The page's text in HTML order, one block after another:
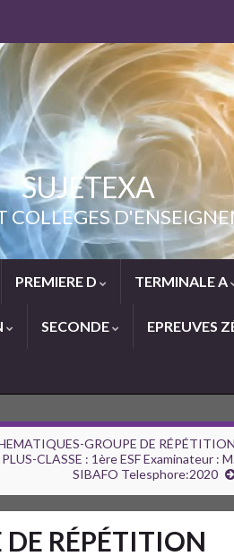
SUJETEXA
COLLEGES
PREMIERE D TERMINALE A
SECONDE EPREUVES
GROUPE DE RÉPÉTITION
CLASSE : 1ère ESF Examinateur :
SIBAFO Telesphore:2020
RÉPÉTITION